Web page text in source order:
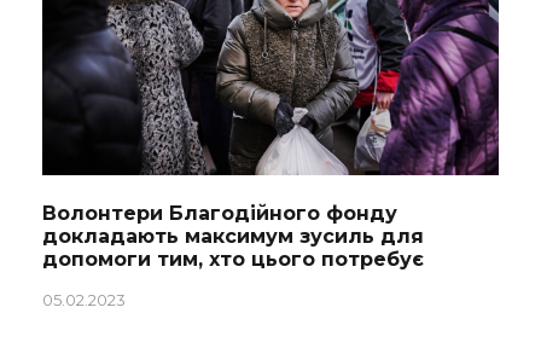
Волонтери Благодійного фонду
докладають максимум зусиль для
допомоги тим, хто цього потребує
05.02.2023